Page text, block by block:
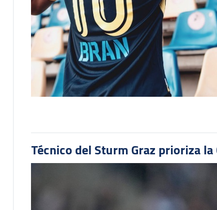
Técnico del Sturm Graz prioriza